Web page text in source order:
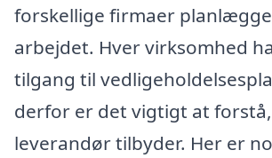
forskellige firmaer
arbejdet. Hver virksomhed
tilgang til
derfor er det vigtigt at
leverandør tilbyder. Her er